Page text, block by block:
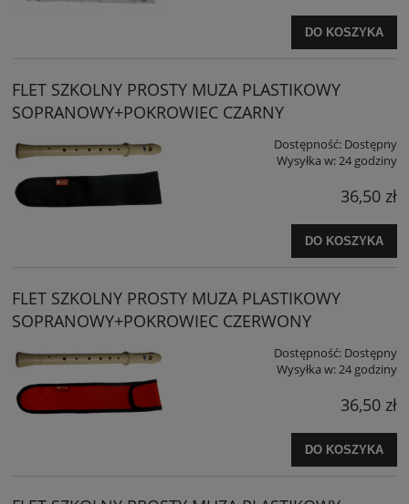
DO KOSZYKA
FLET SZKOLNY PROSTY MUZA PLASTIKOWY
SOPRANOWY+POKROWIEC CZARNY
Dostępność: Dostępny
Wysyłka w:24 godziny
36,50 zł
DO KOSZYKA
FLET SZKOLNY PROSTY MUZA PLASTIKOWY
SOPRANOWY+POKROWIEC CZERWONY
Dostępność: Dostępny
Wysyłka w: 24 godziny
36,50 zł
DO KOSZYKA